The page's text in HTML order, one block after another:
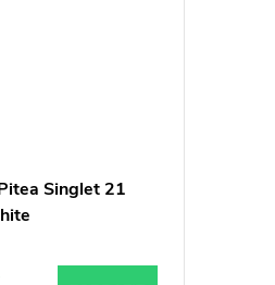
Singlet 21